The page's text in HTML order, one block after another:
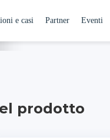
e casi Partner Eventi
prodotto